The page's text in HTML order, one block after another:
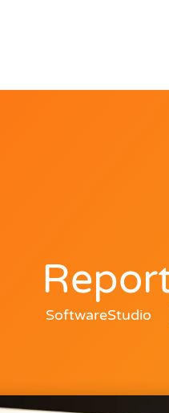
SoftwareStudio